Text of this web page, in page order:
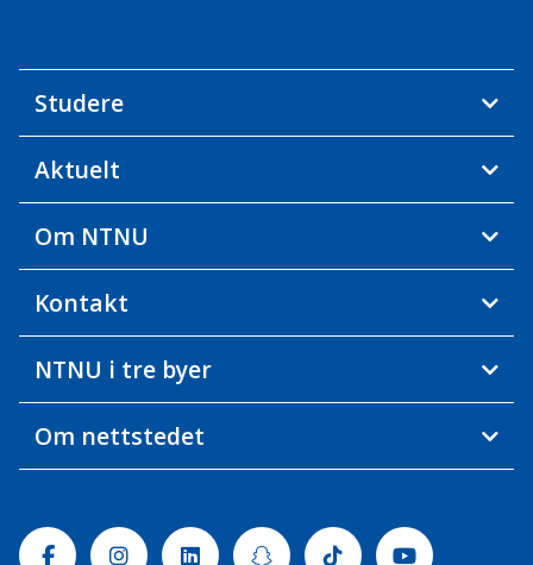
Studere
Aktuelt
Om NTNU
Kontakt
NTNU i tre byer
Om nettstedet
FacebookInstagramLinkedinSnapchatTiktok Youtube